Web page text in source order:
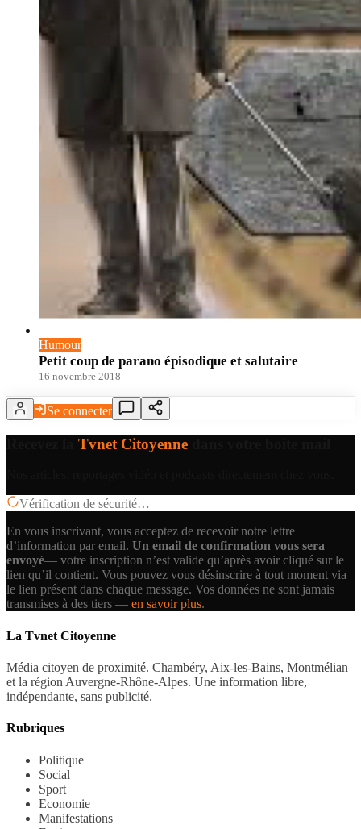
Humour
Petit coup de parano épisodique et salutaire
16 novembre 2018
Se connecter
Tvnet Citoyenne
Vérification de sécurité…
En vous inscrivant, vous acceptez de recevoir notre lettre
d’information par email. Un email de confirmation vous sera
envoyé— votre inscription n’est valide qu’après avoir cliqué sur le
lien qu’il contient. Vous pouvez vous désinscrire à tout moment via
le lien présent dans chaque message. Vos données ne sont jamais
transmises à des tiers — en savoir plus.
La Tvnet Citoyenne
Média citoyen de proximité. Chambéry, Aix-les-Bains, Montmélian
et la région Auvergne-Rhône-Alpes. Une information libre,
indépendante, sans publicité.
Rubriques
Politique
Social
Sport
Economie
Manifestations